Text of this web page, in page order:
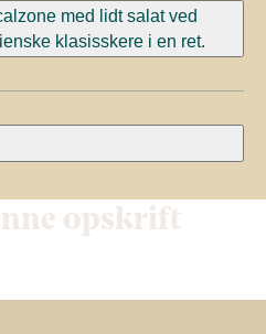
med lidt salat ved
klasisskere i en ret.
opskrift